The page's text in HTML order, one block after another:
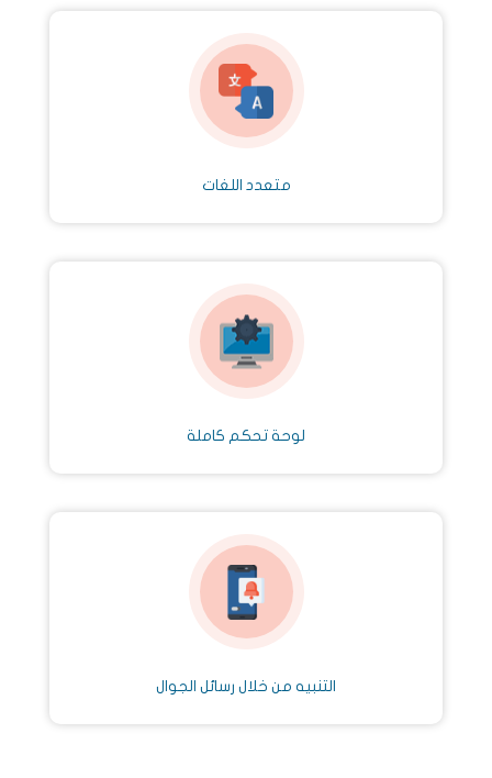
متعدد اللغات
لوحة تحكم كاملة
التنبيه من خلال رسائل الجوال